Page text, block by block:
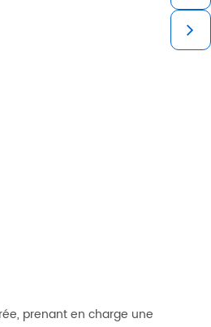
prenant en charge une